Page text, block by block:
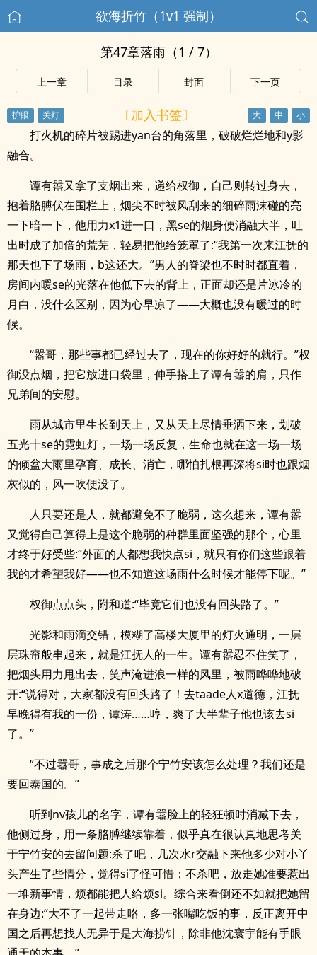
欲海折竹（1v1 强制）
第47章落雨（1 / 7）
上一章 目录 封面 下一页
〔加入书签〕
打火机的碎片被踢进yan台的角落里，破破烂烂地和y影
融合。
谭有嚣又拿了支烟出来，递给权御，自己则转过身去，
抱着胳膊伏在围栏上，烟尖不时被风刮来的细碎雨沫碰的亮
一下暗一下，他用力x1进一口，黑se的烟身便消融大半，吐
出时成了加倍的荒芜，轻易把他给笼罩了:“我第一次来江抚的
那天也下了场雨，b这还大。”男人的脊梁也不时时都直着，
房间内暖se的光落在他低下去的背上，正面却还是片冰冷的
月白，没什么区别，因为心早凉了——大概也没有暖过的时
候。
“嚣哥，那些事都已经过去了，现在的你好好的就行。”权
御没点烟，把它放进口袋里，伸手搭上了谭有嚣的肩，只作
兄弟间的安慰。
雨从城市里生长到天上，又从天上尽情垂洒下来，划破
五光十se的霓虹灯，一场一场反复，生命也就在这一场一场
的倾盆大雨里孕育、成长、消亡，哪怕扎根再深将si时也跟烟
灰似的，风一吹便没了。
人只要还是人，就都避免不了脆弱，这么想来，谭有嚣
又觉得自己算得上是这个脆弱的种群里面坚强的那个，心里
才终于好受些:“外面的人都想我快点si，就只有你们这些跟着
我的才希望我好——也不知道这场雨什么时候才能停下呢。”
权御点点头，附和道:“毕竟它们也没有回头路了。”
光影和雨滴交错，模糊了高楼大厦里的灯火通明，一层
层珠帘般串起来，就是江抚人的一生。谭有嚣忍不住笑了，
把烟头用力甩出去，笑声淹进浪一样的风里，被雨哗哗地破
开:“说得对，大家都没有回头路了！去taade人x道德，江抚
早晚得有我的一份，谭涛……哼，爽了大半辈子他也该去si
了。”
“不过嚣哥，事成之后那个宁竹安该怎么处理？我们还是
要回泰国的。”
听到nv孩儿的名字，谭有嚣脸上的轻狂顿时消减下去，
他侧过身，用一条胳膊继续靠着，似乎真在很认真地思考关
于宁竹安的去留问题:杀了吧，几次水r交融下来他多少对小丫
头产生了些情分，觉得si了怪可惜；不杀吧，放走她准要惹出
一堆新事情，烦都能把人给烦si。综合来看倒还不如就把她留
在身边:“大不了一起带走咯，多一张嘴吃饭的事，反正离开中
国之后再想找人无异于是大海捞针，除非他沈寰宇能有手眼